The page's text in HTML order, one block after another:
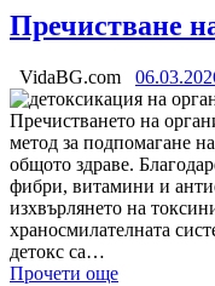
Пречистване
VidaBG.com
Пречистването на
метод за подпомагане
общото здраве.
фибри, витамини и
изхвърлянето на
храносмилателната
детокс са…
Прочети още